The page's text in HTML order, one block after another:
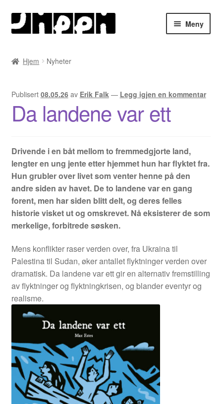
Hopp
til
Hopp
til
Meny
Handlekurv
Min konto
Nyheter
Nyhetsarkiv
Opprørets bobler
Nyhetsbrev
Om Jippi
Kontakt
Tegnere
Andrew Page
Hjem Nyheter
Publisert 08.05.26 av Erik Falk — Legg igjen en kommentar
Da landene var ett
Drivende i en båt mellom to fremmedgjorte land,
lengter en ung jente etter hjemmet hun har flyktet fra.
Hun grubler over livet som venter henne på den
andre siden av havet. De to landene var en gang
forent, men har siden blitt delt, og deres felles
historie visket ut og omskrevet. Nå eksisterer de som
merkelige, forbitrede søsken.
Mens konflikter raser verden over, fra Ukraina til
Palestina til Sudan, øker antallet flyktninger verden over
dramatisk. Da landene var ett gir en alternativ fremstilling
av flyktninger og flyktningkrisen, og blander eventyr og
realisme.